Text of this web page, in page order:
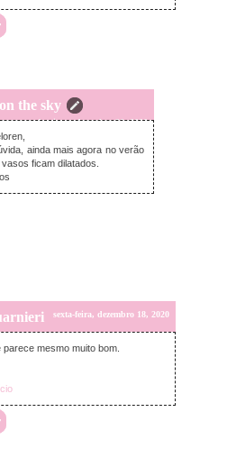
the sky
domingo, dezembro 20, 2020
ainda mais agora no verão
ficam dilatados.
sexta-feira, dezembro 18, 2020
mesmo muito bom.